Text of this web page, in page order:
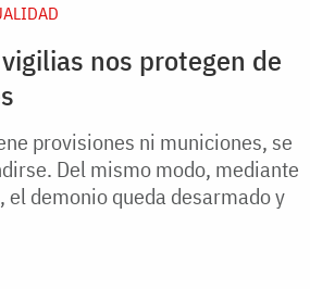
nos protegen de
provisiones ni municiones, se
Del mismo modo, mediante
el demonio queda desarmado y